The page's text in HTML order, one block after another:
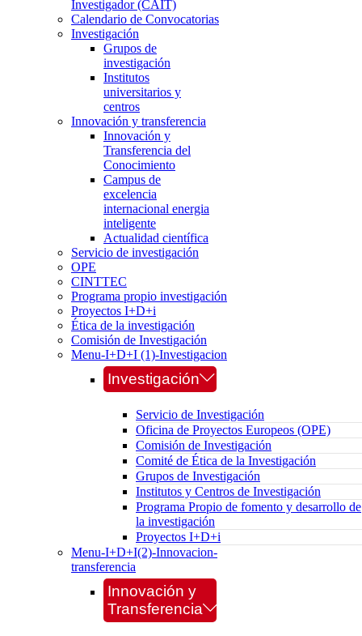
Investigador (CAIT)
Calendario de Convocatorias
Investigación
Grupos de
investigación
Institutos
universitarios y
centros
Innovación y transferencia
Innovación y
Transferencia del
Conocimiento
Campus de
excelencia
internacional energia
inteligente
Actualidad científica
Servicio de investigación
OPE
CINTTEC
Programa propio investigación
Proyectos I+D+i
Ética de la investigación
Comisión de Investigación
Menu-I+D+I (1)-Investigacion
Investigación
Servicio de Investigación
Oficina de Proyectos Europeos (OPE)
Comisión de Investigación
Comité de Ética de la Investigación
Grupos de Investigación
Institutos y Centros de Investigación
Programa Propio de fomento y desarrollo de
la investigación
Proyectos I+D+i
Menu-I+D+I(2)-Innovacion-
transferencia
Innovación y
Transferencia